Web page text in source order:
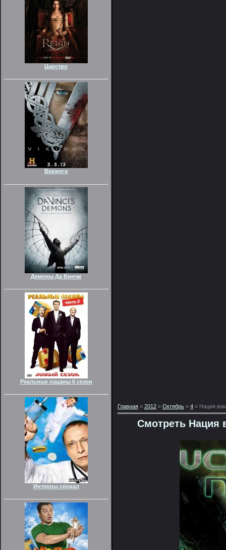
Царство
Викинги
Демоны Да Винчи
Реальные пацаны 6 сезон
Интерны сериал
Главная » 2012 » Октябрь » 4 » Нация
Смотреть Нация